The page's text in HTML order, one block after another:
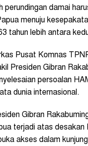
perundingan damai
menuju
tahun lebih antara
Pusat Komnas
Presiden Gibran
persoalan
dunia internasional.
Gibran
terjadi atas
akses dalam